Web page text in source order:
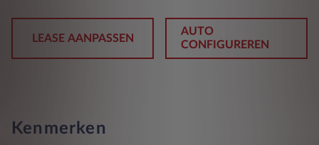
LEASE AANPASSEN
AUTO
CONFIGUREREN
Kenmerken